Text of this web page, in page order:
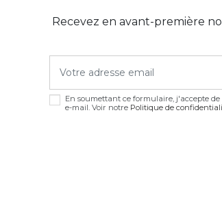
Recevez en avant-première
En soumettant ce formulaire, j'accepte de
e-mail. Voir notre Politique de